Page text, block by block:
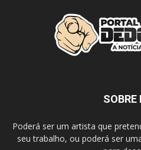
SOBRE
Poderá ser um artista que
seu trabalho, ou poderá ser